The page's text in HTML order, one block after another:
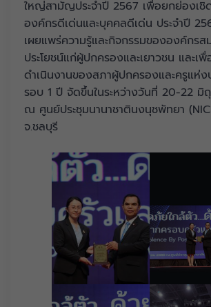
ใหญ่สามัญประจำปี 2567 เพื่อยกย่องเชิ
องค์กรดีเด่นและบุคคลดีเด่น ประจำปี
เผยแพร่ความรู้และกิจกรรมขององค์กรส
ประโยชน์แก่ผู้ปกครองและเยาวชน และเ
ดำเนินงานของสภาผู้ปกครองและครูแห่งป
รอบ 1 ปี จัดขึ้นในระหว่างวันที่ 20-22 มิ
ณ ศูนย์ประชุมนานาชาตินงนุชพัทยา
จ.ชลบุรี